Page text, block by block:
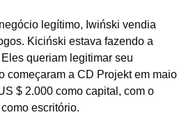
legítimo, Iwiński vendia
Kiciński estava fazendo a
queriam legitimar seu
começaram a CD Projekt em maio
$ 2.000 como capital, com o
escritório.